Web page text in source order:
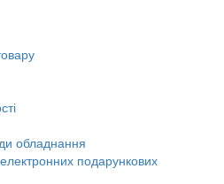
обладнання
подарункових